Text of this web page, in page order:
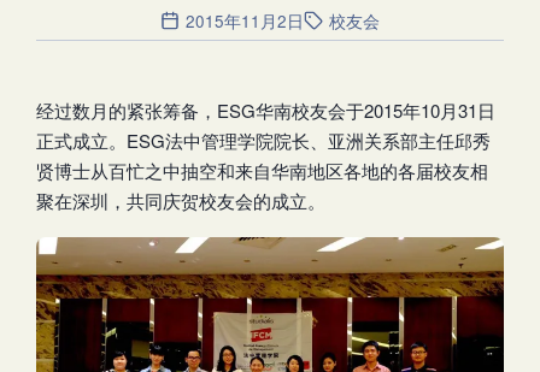
2015年11月2日 校友会
经过数月的紧张筹备，ESG华南校友会于2015年10月31日
正式成立。ESG法中管理学院院长、亚洲关系部主任邱秀
贤博士从百忙之中抽空和来自华南地区各地的各届校友相
聚在深圳，共同庆贺校友会的成立。